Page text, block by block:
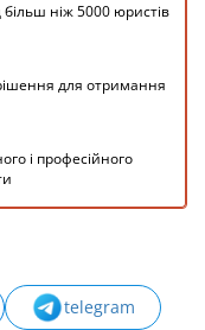
ніж 5000 юристів
для отримання
і професійного
telegram